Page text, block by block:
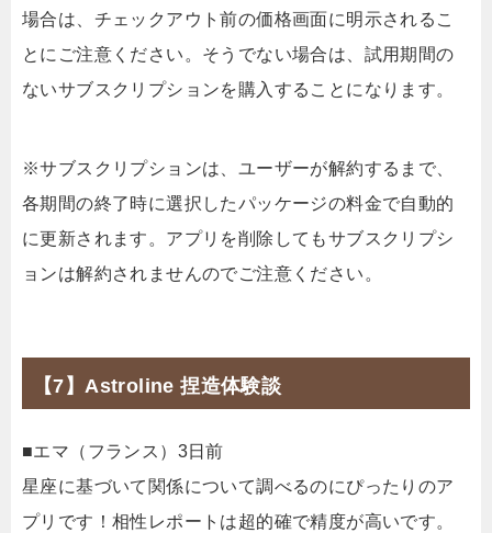
場合は、チェックアウト前の価格画面に明示されるこ
とにご注意ください。そうでない場合は、試用期間の
ないサブスクリプションを購入することになります。
※サブスクリプションは、ユーザーが解約するまで、
各期間の終了時に選択したパッケージの料金で自動的
に更新されます。アプリを削除してもサブスクリプシ
ョンは解約されませんのでご注意ください。
【7】Astroline 捏造体験談
■エマ（フランス）3日前
星座に基づいて関係について調べるのにぴったりのア
プリです！相性レポートは超的確で精度が高いです。